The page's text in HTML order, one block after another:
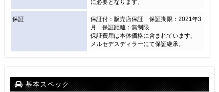
に必要となります。
保証
保証付：販売店保証 保証期限：2021年3
月 保証距離：無制限
保証費用は本体価格に含まれています。
メルセデスディラーにて保証継承。
基本スペック